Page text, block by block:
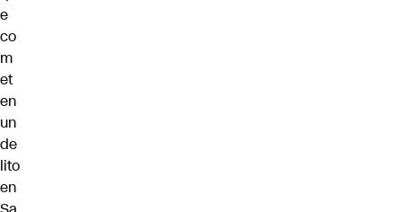
e
co
m
et
en
un
de
lito
en